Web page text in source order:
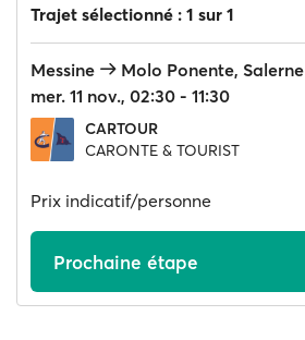
Trajet sélectionné : 1 sur 1
Messine
Molo Ponente, Salerne
mer. 11 nov., 02:30 - 11:30
CARTOUR
CARONTE & TOURIST
Prix indicatif/personne
Prochaine étape